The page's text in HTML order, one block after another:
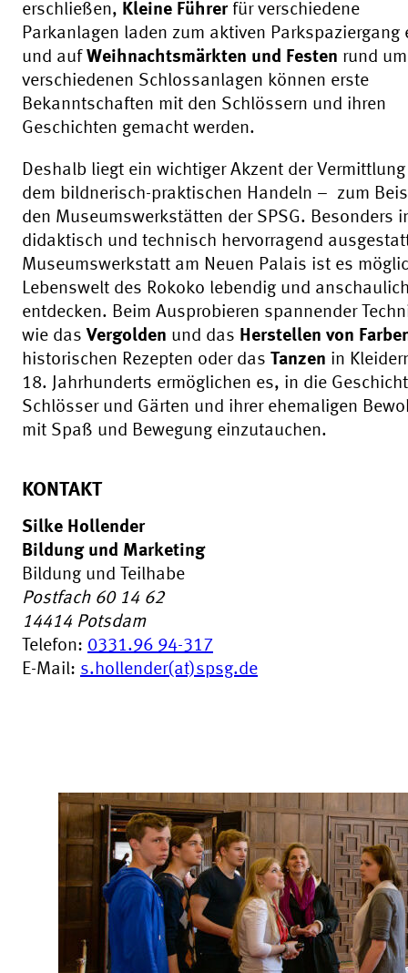
erschließen, Kleine Führerfür verschiedene
Parkanlagen laden zum aktiven Parkspaziergang
und auf Weihnachtsmärkten und Festen rund
verschiedenen Schlossanlagen können erste
Bekanntschaften mit den Schlössern und ihren
Geschichten gemacht werden.
Deshalb liegt ein wichtiger Akzent der
dem bildnerisch-praktischen Handeln – zum
den Museumswerkstätten der SPSG. Besonders
didaktisch und technisch hervorragend
Museumswerkstatt am Neuen Palais ist es
Lebenswelt des Rokoko lebendig und
entdecken. Beim Ausprobieren spannender
wie das Vergolden und das Herstellen von
historischen Rezepten oder das Tanzen in
18. Jahrhunderts ermöglichen es, in die
Schlösser und Gärten und ihrer ehemaligen
mit Spaß und Bewegung einzutauchen.
KONTAKT
Silke Hollender
Bildung und Marketing
Bildung und Teilhabe
Postfach 60 14 62
14414 Potsdam
Telefon: 0331.96 94-317
E-Mail: s.hollender(at)spsg.de